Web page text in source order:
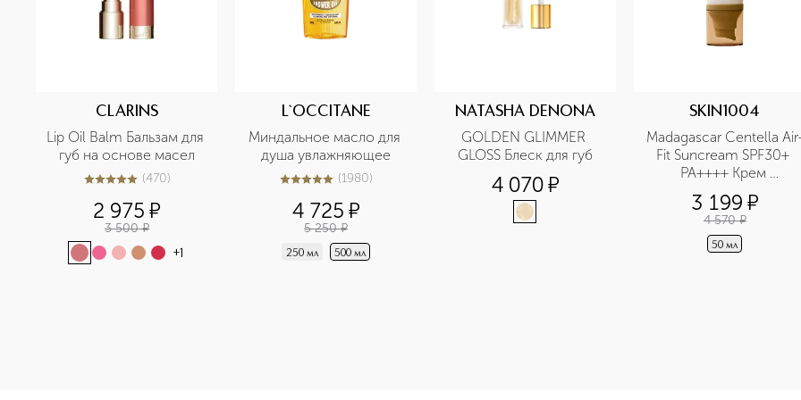
CLARINS
Lip Oil Balm Бальзам для
губ на основе масел
4.9из5470 (470)
2 975 ¤
3 500 ¤
+1
L`OCCITANE
Миндальное масло для
душа увлажняющее
5из 51980 (1980)
4 725 ¤
5 250 ¤
250 мл 500 мл
NATASHA DENONA
GOLDEN GLIMMER
GLOSS Блеск для губ
4 070¤
SKIN1004
Madagascar Centella
Fit Suncream SPF30+
PA++++ Крем
солнцезащитный
легкий на основе
мадагаскарской
центеллы
3 199 ¤
4 570 ¤
50 мл